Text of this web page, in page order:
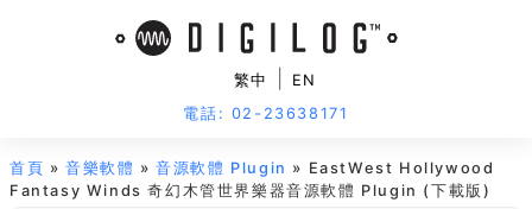
繁中
EN
電話: 02-23638171
首頁 »音樂軟體 »音源軟體 Plugin » EastWest Hollywood
Fantasy Winds 奇幻木管世界樂器音源軟體 Plugin (下載版)